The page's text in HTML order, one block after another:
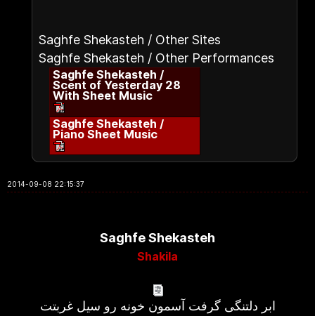
Saghfe Shekasteh / Other Sites
Saghfe Shekasteh / Other Performances
Saghfe Shekasteh /
Scent of Yesterday 28
With Sheet Music
Saghfe Shekasteh /
Piano Sheet Music
2014-09-08 22:15:37
Saghfe Shekasteh
Shakila
ابر دلتنگی گرفت آسمون خونه رو سیل غربتت